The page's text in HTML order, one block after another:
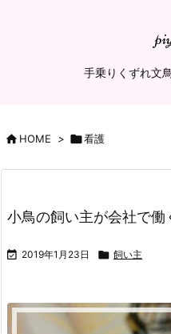
手乗りくずれ文
HOME > 看護
小鳥の飼い主が会社で働
 2019年1月23日  飼い主